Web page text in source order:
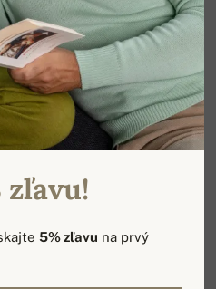
zľavu!
5% zľavu na prvý